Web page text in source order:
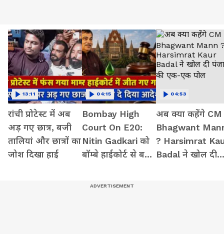
रांची प्रोटेस्ट में अब
अड़ गए छात्र, बजी
तालियां और छात्रों का
जोश दिखा हाई
13:11
Bombay High
Court On E20:
Nitin Gadkari को
बॉम्बे हाईकोर्ट से बड़ी
04:15
अब क्या कहेंगे CM
Bhagwant
? Harsimrat
Badal ने खोल दी
04:53